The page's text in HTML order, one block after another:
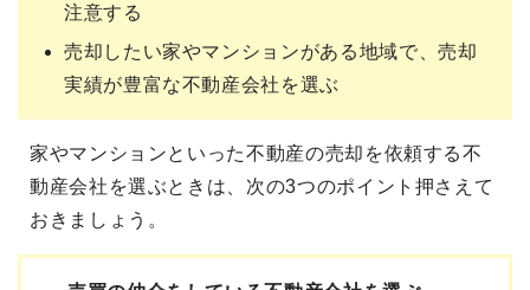
注意する
売却したい家やマンションがある地域で、売却
実績が豊富な不動産会社を選ぶ
家やマンションといった不動産の売却を依頼する不
動産会社を選ぶときは、次の3つのポイント押さえて
おきましょう。